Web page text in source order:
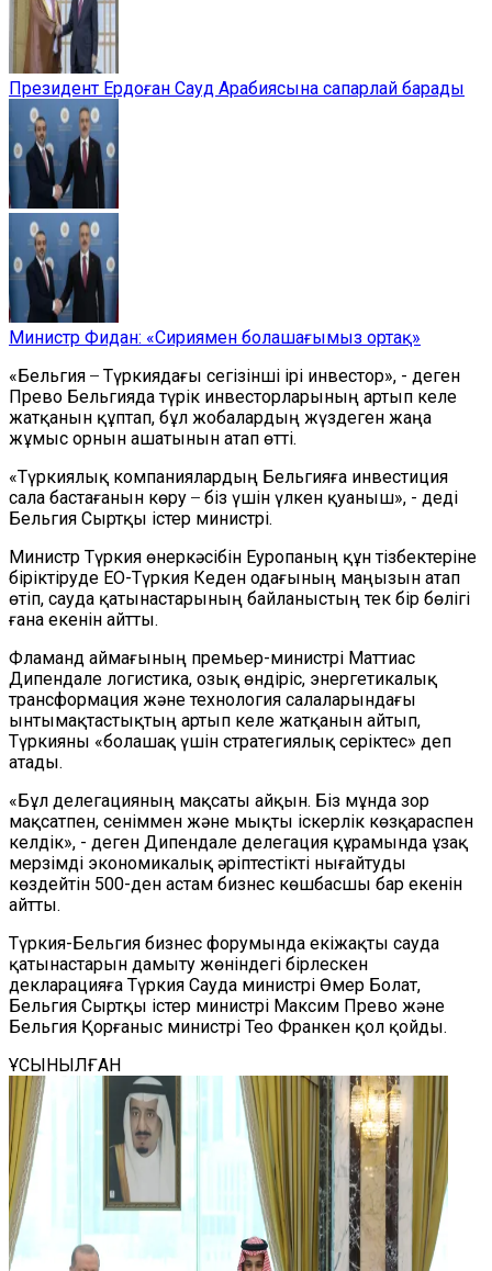
Президент Ердоған Сауд Арабиясына сапарлай барады
Министр Фидан: «Сириямен болашағымыз ортақ»
«Бельгия ̶ Түркиядағы сегізінші ірі инвестор», - деген
Прево Бельгияда түрік инвесторларының артып келе
жатқанын құптап, бұл жобалардың жүздеген жаңа
жұмыс орнын ашатынын атап өтті.
«Түркиялық компаниялардың Бельгияға инвестиция
сала бастағанын көру ̶ біз үшін үлкен қуаныш», - деді
Бельгия Сыртқы істер министрі.
Министр Түркия өнеркәсібін Еуропаның құн тізбектеріне
біріктіруде ЕО-Түркия Кеден одағының маңызын атап
өтіп, сауда қатынастарының байланыстың тек бір бөлігі
ғана екенін айтты.
Фламанд аймағының премьер-министрі Маттиас
Дипендале логистика, озық өндіріс, энергетикалық
трансформация және технология салаларындағы
ынтымақтастықтың артып келе жатқанын айтып,
Түркияны «болашақ үшін стратегиялық серіктес» деп
атады.
«Бұл делегацияның мақсаты айқын. Біз мұнда зор
мақсатпен, сеніммен және мықты іскерлік көзқараспен
келдік», - деген Дипендале делегация құрамында ұзақ
мерзімді экономикалық әріптестікті нығайтуды
көздейтін 500-ден астам бизнес көшбасшы бар екенін
айтты.
Түркия-Бельгия бизнес форумында екіжақты сауда
қатынастарын дамыту жөніндегі бірлескен
декларацияға Түркия Сауда министрі Өмер Болат,
Бельгия Сыртқы істер министрі Максим Прево және
Бельгия Қорғаныс министрі Тео Франкен қол қойды.
ҰСЫНЫЛҒАН